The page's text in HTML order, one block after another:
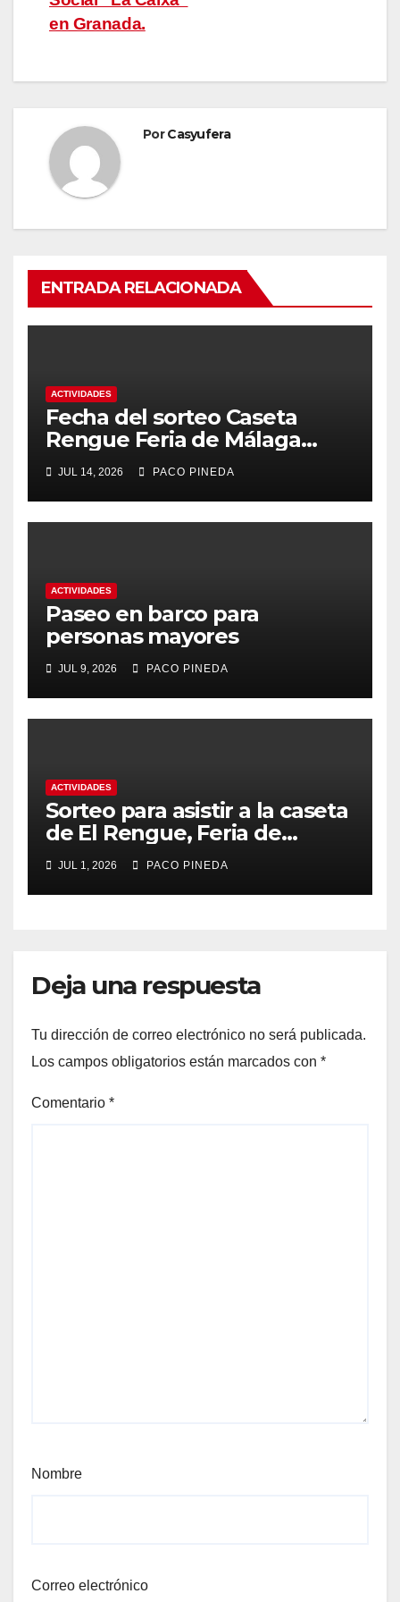
en Granada.
PorCasyufera
ENTRADA RELACIONADA
ACTIVIDADES
Fecha del sorteo Caseta
Rengue Feria de Málaga
2026
JUL 14, 2026 PACO PINEDA
ACTIVIDADES
Paseo en barco para
personas mayores
JUL 9, 2026 PACO PINEDA
ACTIVIDADES
Sorteo para asistir a la caseta
de El Rengue, Feria de
Málaga 2026
JUL 1, 2026 PACO PINEDA
Deja una respuesta
Tu dirección de correo electrónico no será publicada.
Los campos obligatorios están marcados con *
Comentario *
Nombre
Correo electrónico